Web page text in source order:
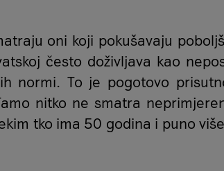
oni koji pokušavaju
često doživljava kao
normi. To je pogotovo
nitko ne smatra
tko ima 50 godina i puno